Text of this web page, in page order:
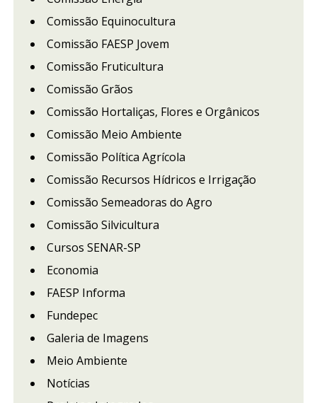
Comissão Equinocultura
Comissão FAESP Jovem
Comissão Fruticultura
Comissão Grãos
Comissão Hortaliças, Flores e Orgânicos
Comissão Meio Ambiente
Comissão Política Agrícola
Comissão Recursos Hídricos e Irrigação
Comissão Semeadoras do Agro
Comissão Silvicultura
Cursos SENAR-SP
Economia
FAESP Informa
Fundepec
Galeria de Imagens
Meio Ambiente
Notícias